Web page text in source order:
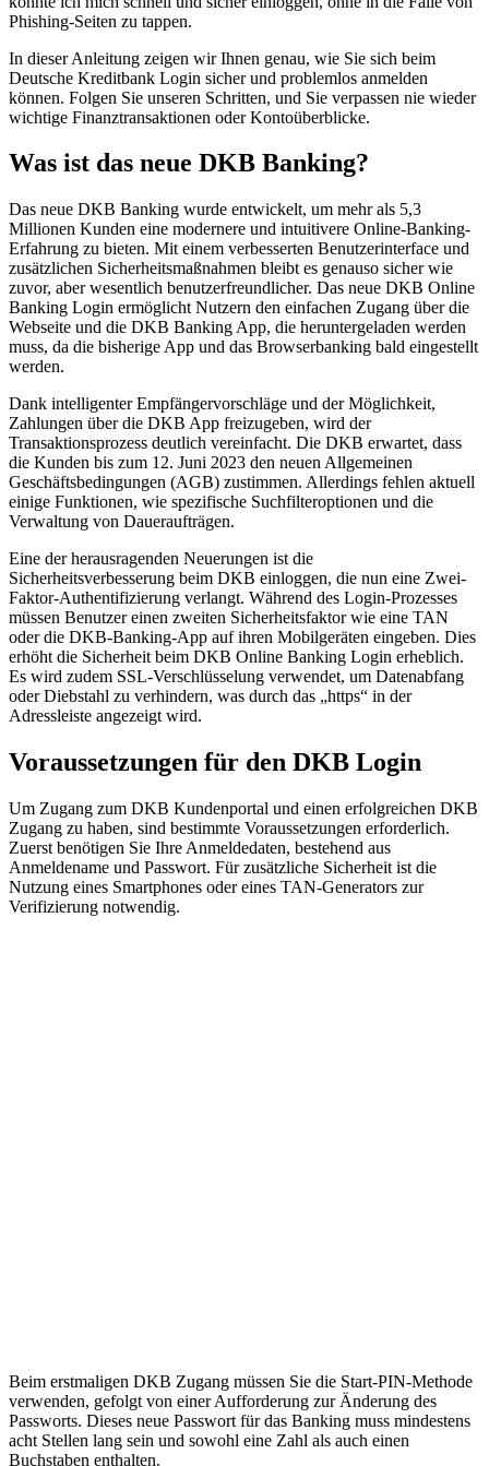
Phishing-Seiten zu tappen.
In dieser Anleitung zeigen wir Ihnen genau, wie Sie sich beim
Deutsche Kreditbank Login sicher und problemlos anmelden
können. Folgen Sie unseren Schritten, und Sie verpassen nie wieder
wichtige Finanztransaktionen oder Kontoüberblicke.
Was ist das neue DKB Banking?
Das neue DKB Banking wurde entwickelt, um mehr als 5,3
Millionen Kunden eine modernere und intuitivere Online-Banking-
Erfahrung zu bieten. Mit einem verbesserten Benutzerinterface und
zusätzlichen Sicherheitsmaßnahmen bleibt es genauso sicher wie
zuvor, aber wesentlich benutzerfreundlicher. Das neue DKB Online
Banking Login ermöglicht Nutzern den einfachen Zugang über die
Webseite und die DKB Banking App, die heruntergeladen werden
muss, da die bisherige App und das Browserbanking bald eingestellt
werden.
Dank intelligenter Empfängervorschläge und der Möglichkeit,
Zahlungen über die DKB App freizugeben, wird der
Transaktionsprozess deutlich vereinfacht. Die DKB erwartet, dass
die Kunden bis zum 12. Juni 2023 den neuen Allgemeinen
Geschäftsbedingungen (AGB) zustimmen. Allerdings fehlen aktuell
einige Funktionen, wie spezifische Suchfilteroptionen und die
Verwaltung von Daueraufträgen.
Eine der herausragenden Neuerungen ist die
Sicherheitsverbesserung beim DKB einloggen, die nun eine Zwei-
Faktor-Authentifizierung verlangt. Während des Login-Prozesses
müssen Benutzer einen zweiten Sicherheitsfaktor wie eine TAN
oder die DKB-Banking-App auf ihren Mobilgeräten eingeben. Dies
erhöht die Sicherheit beim DKB Online Banking Login erheblich.
Es wird zudem SSL-Verschlüsselung verwendet, um Datenabfang
oder Diebstahl zu verhindern, was durch das „https“ in der
Adressleiste angezeigt wird.
Voraussetzungen für den DKB Login
Um Zugang zum DKB Kundenportal und einen erfolgreichen DKB
Zugang zu haben, sind bestimmte Voraussetzungen erforderlich.
Zuerst benötigen Sie Ihre Anmeldedaten, bestehend aus
Anmeldename und Passwort. Für zusätzliche Sicherheit ist die
Nutzung eines Smartphones oder eines TAN-Generators zur
Verifizierung notwendig.
Beim erstmaligen DKB Zugang müssen Sie die Start-PIN-Methode
verwenden, gefolgt von einer Aufforderung zur Änderung des
Passworts. Dieses neue Passwort für das Banking muss mindestens
acht Stellen lang sein und sowohl eine Zahl als auch einen
Buchstaben enthalten.